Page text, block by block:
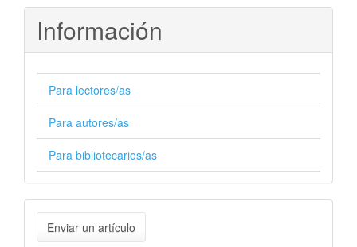
Información
Para lectores/as
Para autores/as
Para bibliotecarios/as
Enviar
Enviar un artículo